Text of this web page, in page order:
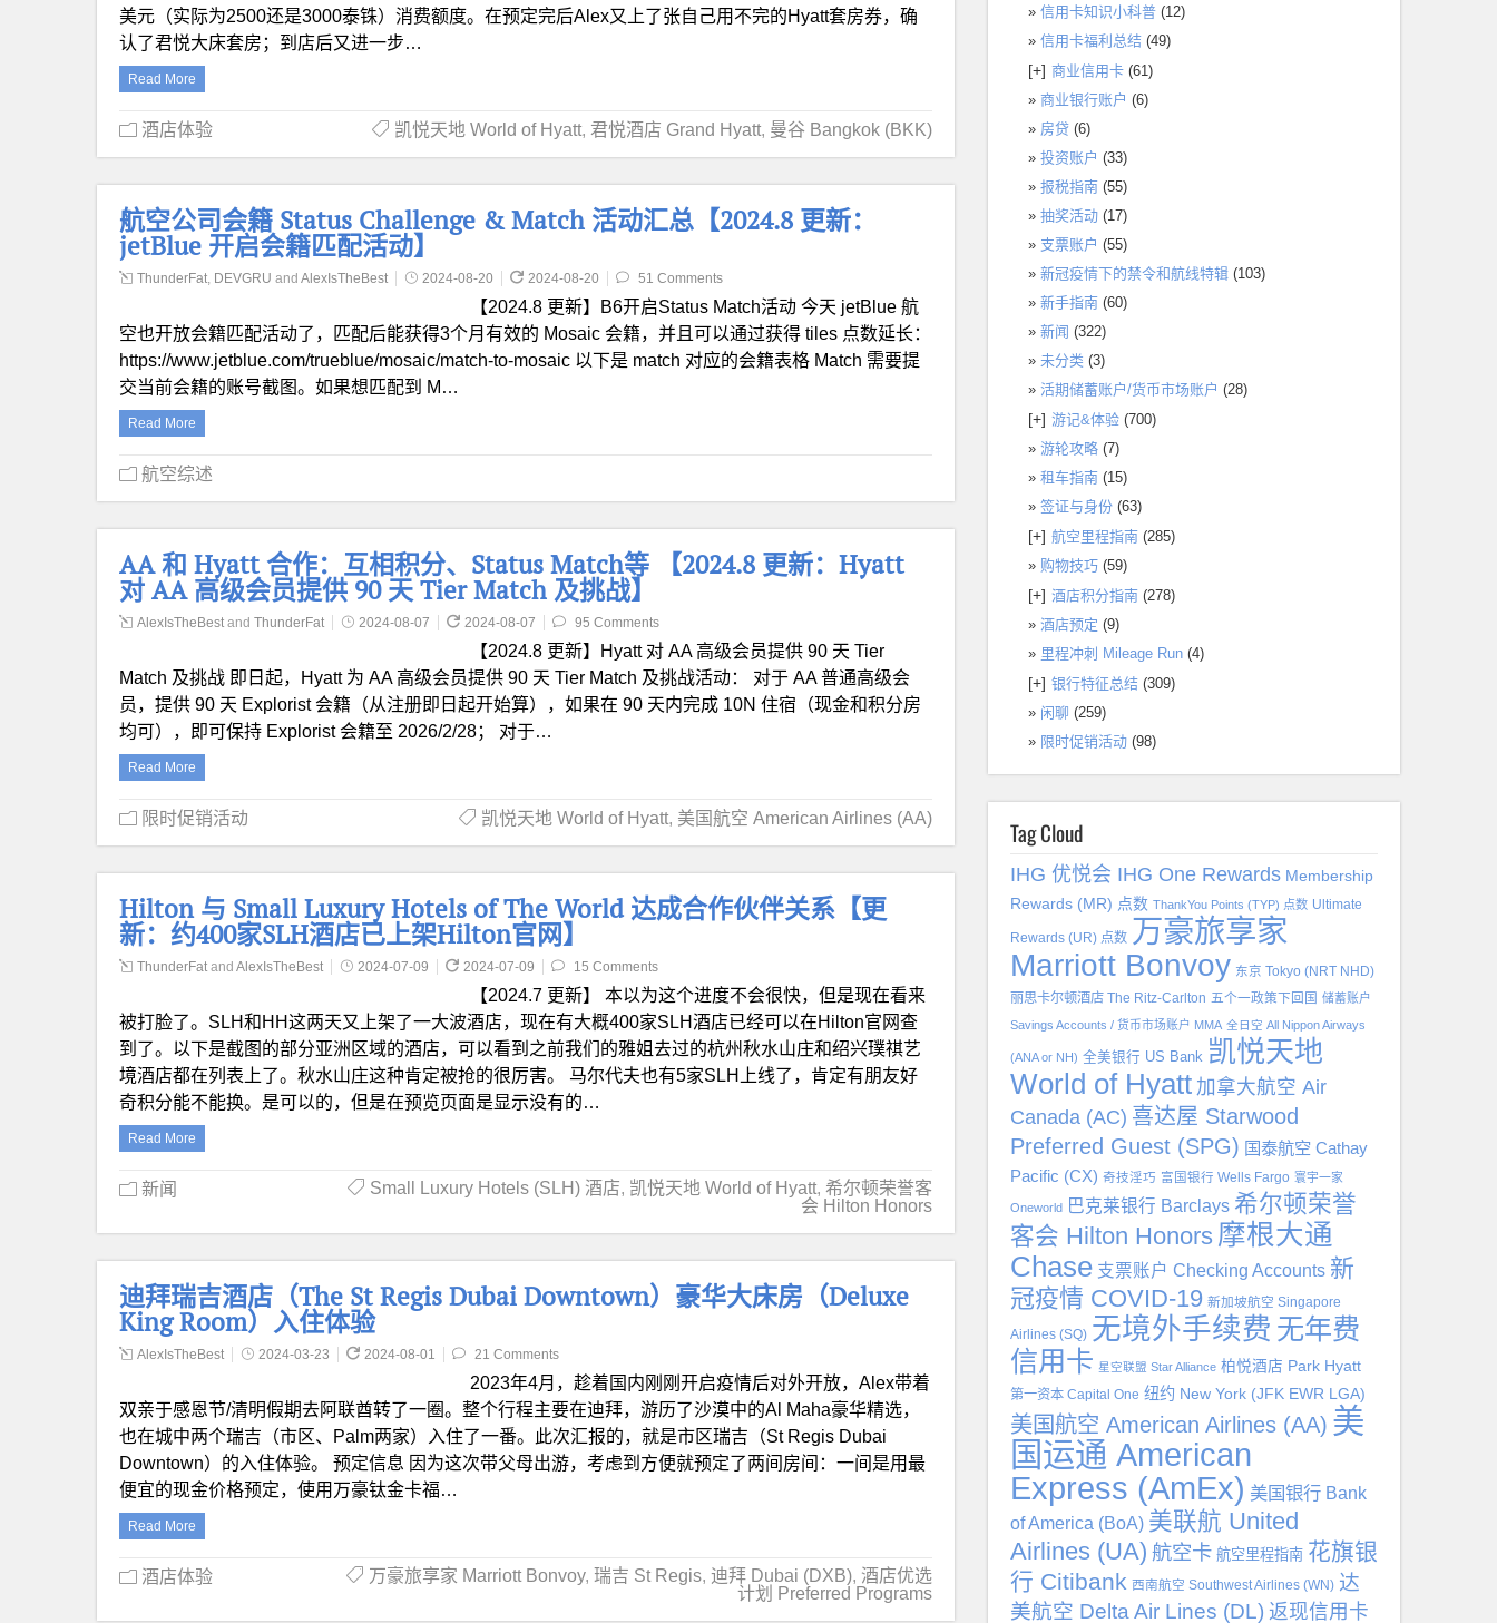
美元（实际为2500还是3000泰铢）消费额度。在预定完后Alex又上了张自己用不完的Hyatt套房券，确
认了君悦大床套房；到店后又进一步…
Read More
酒店体验 凯悦天地 World of Hyatt, 君悦酒店 Grand Hyatt, 曼谷 Bangkok (BKK)
航空公司会籍 Status Challenge & Match 活动汇总【2024.8 更新：
jetBlue 开启会籍匹配活动】
ThunderFat, DEVGRU and AlexIsTheBest 2024-08-20 2024-08-20 51 Comments
【2024.8 更新】B6开启Status Match活动 今天 jetBlue 航
空也开放会籍匹配活动了，匹配后能获得3个月有效的 Mosaic 会籍，并且可以通过获得 tiles 点数延长：
https://www.jetblue.com/trueblue/mosaic/match-to-mosaic 以下是 match 对应的会籍表格 Match 需要提
交当前会籍的账号截图。如果想匹配到 M…
Read More
航空综述
AA 和 Hyatt 合作：互相积分、Status Match等 【2024.8 更新：Hyatt
对 AA 高级会员提供 90 天 Tier Match 及挑战】
AlexIsTheBest and ThunderFat 2024-08-07 2024-08-07 95 Comments
【2024.8 更新】Hyatt 对 AA 高级会员提供 90 天 Tier
Match 及挑战 即日起，Hyatt 为 AA 高级会员提供 90 天 Tier Match 及挑战活动： 对于 AA 普通高级会
员，提供 90 天 Explorist 会籍（从注册即日起开始算），如果在 90 天内完成 10N 住宿（现金和积分房
均可），即可保持 Explorist 会籍至 2026/2/28； 对于…
Read More
限时促销活动 凯悦天地 World of Hyatt, 美国航空 American Airlines (AA)
Hilton 与 Small Luxury Hotels of The World 达成合作伙伴关系【更
新：约400家SLH酒店已上架Hilton官网】
ThunderFat and AlexIsTheBest 2024-07-09 2024-07-09 15 Comments
【2024.7 更新】 本以为这个进度不会很快，但是现在看来
被打脸了。SLH和HH这两天又上架了一大波酒店，现在有大概400家SLH酒店已经可以在Hilton官网查
到了。以下是截图的部分亚洲区域的酒店，可以看到之前我们的雅姐去过的杭州秋水山庄和绍兴璞祺艺
境酒店都在列表上了。秋水山庄这种肯定被抢的很厉害。 马尔代夫也有5家SLH上线了，肯定有朋友好
奇积分能不能换。是可以的，但是在预览页面是显示没有的…
Read More
新闻 Small Luxury Hotels (SLH) 酒店, 凯悦天地 World of Hyatt, 希尔顿荣誉客
会 Hilton Honors
迪拜瑞吉酒店（The St Regis Dubai Downtown）豪华大床房（Deluxe
King Room）入住体验
AlexIsTheBest 2024-03-23 2024-08-01 21 Comments
2023年4月，趁着国内刚刚开启疫情后对外开放，Alex带着
双亲于感恩节/清明假期去阿联酋转了一圈。整个行程主要在迪拜，游历了沙漠中的Al Maha豪华精选，
也在城中两个瑞吉（市区、Palm两家）入住了一番。此次汇报的，就是市区瑞吉（St Regis Dubai
Downtown）的入住体验。 预定信息 因为这次带父母出游，考虑到方便就预定了两间房间：一间是用最
便宜的现金价格预定，使用万豪钛金卡福…
Read More
酒店体验 万豪旅享家 Marriott Bonvoy, 瑞吉 St Regis, 迪拜 Dubai (DXB), 酒店优选
计划 Preferred Programs
信用卡知识小科普 (12)
信用卡福利总结 (49)
[+] 商业信用卡 (61)
商业银行账户 (6)
房贷 (6)
投资账户 (33)
报税指南 (55)
抽奖活动 (17)
支票账户 (55)
新冠疫情下的禁令和航线特辑 (103)
新手指南 (60)
新闻 (322)
未分类 (3)
活期储蓄账户/货币市场账户 (28)
[+] 游记&体验 (700)
游轮攻略 (7)
租车指南 (15)
签证与身份 (63)
[+] 航空里程指南 (285)
购物技巧 (59)
[+] 酒店积分指南 (278)
酒店预定 (9)
里程冲刺 Mileage Run (4)
[+] 银行特征总结 (309)
闲聊 (259)
限时促销活动 (98)
Tag Cloud
IHG 优悦会 IHG One Rewards Membership
Rewards (MR) 点数 ThankYou Points (TYP) 点数 Ultimate
Rewards (UR) 点数 万豪旅享家
Marriott Bonvoy 东京 Tokyo (NRT NHD)
丽思卡尔顿酒店 The Ritz-Carlton 五个一政策下回国 储蓄账户
Savings Accounts / 货币市场账户 MMA 全日空 All Nippon Airways
(ANA or NH) 全美银行 US Bank 凯悦天地
World of Hyatt 加拿大航空 Air
Canada (AC) 喜达屋 Starwood
Preferred Guest (SPG) 国泰航空 Cathay
Pacific (CX) 奇技淫巧 富国银行 Wells Fargo 寰宇一家
Oneworld 巴克莱银行 Barclays 希尔顿荣誉
客会 Hilton Honors 摩根大通
Chase 支票账户 Checking Accounts 新
冠疫情 COVID-19 新加坡航空 Singapore
Airlines (SQ) 无境外手续费 无年费
信用卡 星空联盟 Star Alliance 柏悦酒店 Park Hyatt
第一资本 Capital One 纽约 New York (JFK EWR LGA)
美国航空 American Airlines (AA) 美
国运通 American
Express (AmEx) 美国银行 Bank
of America (BoA) 美联航 United
Airlines (UA) 航空卡 航空里程指南 花旗银
行 Citibank 西南航空 Southwest Airlines (WN) 达
美航空 Delta Air Lines (DL) 返现信用卡